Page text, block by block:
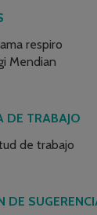
respiro
Mendian
DE TRABAJO
de trabajo
DE